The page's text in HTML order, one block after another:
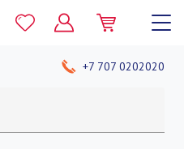
+7 707 0202020